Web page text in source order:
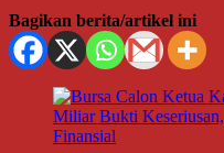
Bagikan berita/artikel ini